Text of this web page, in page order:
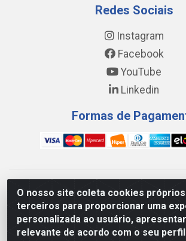
O nosso site coleta cookies
terceiros para proporcionar uma
personalizada ao usuário,
relevante de acordo com o seu
Redes Sociais
Instagram
Facebook
YouTube
Linkedin
Formas de
WING DISTRIBUIDORA COMÉRCIO E
DE CONSTRUÇÕES LTDA - AV. DA
PATRÍCIA GOMES, CAUCAIA/CE - CEP
17.523.384/0001-20